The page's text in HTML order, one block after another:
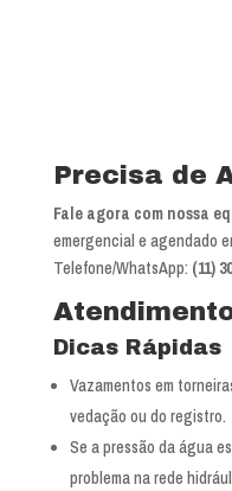
Precisa de
Fale agora com nossa
emergencial e agendado
Telefone/WhatsApp: (11)
Dicas Rápidas
Vazamentos em
vedação ou do registro.
Se a pressão da água
problema na rede